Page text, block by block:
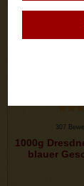
307
1000g
blauer